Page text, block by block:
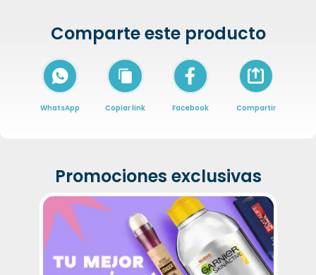
Comparte este producto
WhatsApp Copiar link Facebook
Icon of arrow-
Compartir
Promociones exclusivas